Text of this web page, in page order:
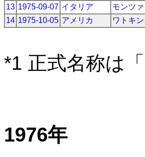
13 1975-09-07 イタリア モンツァ
14 1975-10-05 アメリカ ワトキ
*1 正式名称は
1976年